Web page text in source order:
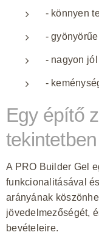
- könnyen
-
- nagyon
-
Egy építő
A PRO Builder Gel
funkcionalitásával
arányának
jövedelmezőségét,
bevételeire.